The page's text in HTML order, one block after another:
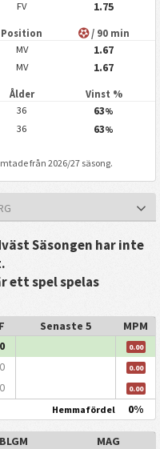
FV 1.75
Position / 90 min
MV
1.67
MV 1.67
Ålder Vinst %
36 63%
36 63%
från 2026/27 säsong.
Säsongen har inte
ett spel spelas
F Senaste 5 MPM
0 0.00
0 0.00
0 0.00
Hemmafördel 0%
BLGM MAG